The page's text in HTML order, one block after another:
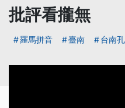
批評看攏無
羅馬拼音 臺南 台南